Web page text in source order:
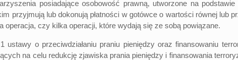
posiadające osobowość prawną, utworzone na
przyjmują lub dokonują płatności w gotówce o wartości równej lub
czy kilka operacji, które wydają się ze sobą powiązane.
o przeciwdziałaniu praniu pieniędzy oraz finansowaniu
na celu redukcję zjawiska prania pieniędzy i finansowania